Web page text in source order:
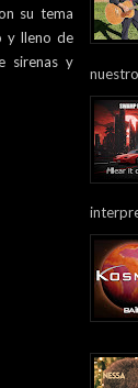
su tema
y lleno de
sirenas y